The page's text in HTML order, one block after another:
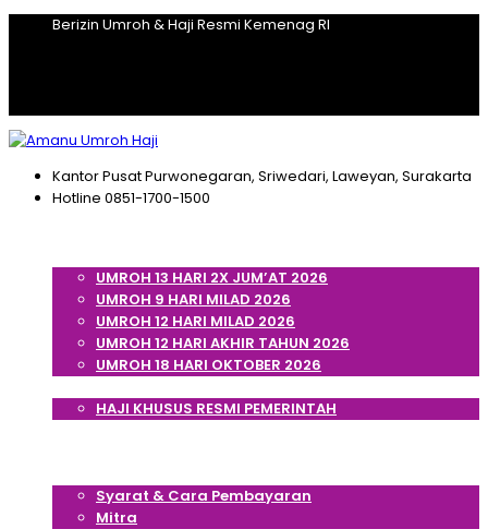
Berizin Umroh & Haji Resmi Kemenag RI
Kantor PusatPurwonegaran, Sriwedari, Laweyan, Surakarta
Hotline 0851-1700-1500
UMROH 13 HARI 2X JUM’AT 2026
UMROH 9 HARI MILAD 2026
UMROH 12 HARI MILAD 2026
UMROH 12 HARI AKHIR TAHUN 2026
UMROH 18 HARI OKTOBER 2026
HAJI KHUSUS RESMI PEMERINTAH
Syarat & Cara Pembayaran
Mitra